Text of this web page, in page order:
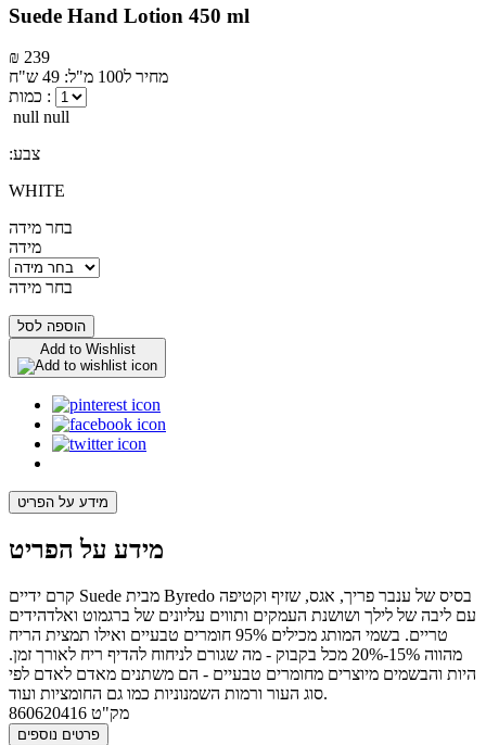
Suede Hand Lotion 450 ml
₪ 239
מחיר ל100 מ"ל: 49 ש"ח
כמות :
null null
:צבע
WHITE
בחר מידה
מידה
בחר מידה
הוספה לסל
Add to Wishlist
מידע על הפריט
מידע על הפריט
קרם ידיים Suede מבית Byredo בסיס של ענבר פריך, אגס, שזיף וקטיפה
עם ליבה של לילך ושושנת העמקים ותווים עליונים של ברגמוט ואלדהידים
טריים. בשמי המותג מכילים 95% חומרים טבעיים ואילו תמצית הריח
מהווה 15%-20% מכל בקבוק - מה שגורם לניחוח להדיף ריח לאורך זמן.
היות והבשמים מיוצרים מחומרים טבעיים - הם משתנים מאדם לאדם לפי
סוג העור ורמות השמנוניות כמו גם החומציות ועוד.
מק"ט 860620416
פרטים נוספים